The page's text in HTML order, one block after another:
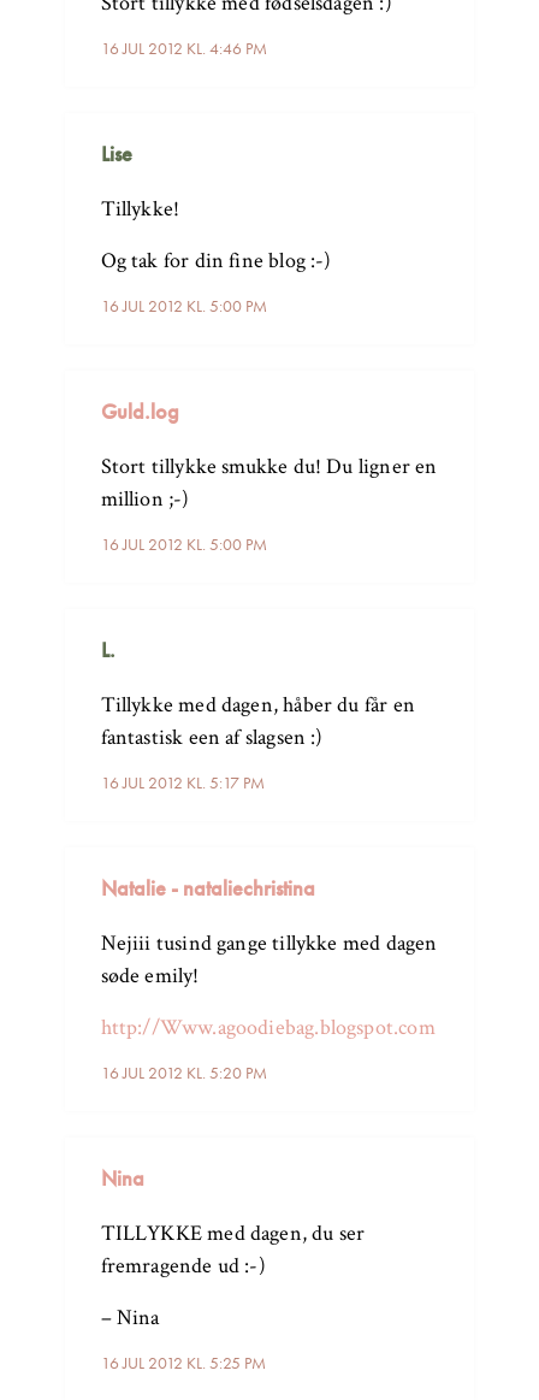
16 JUL 2012 KL. 4:46 PM
Lise
16 JUL 2012 KL. 5:00 PM
Tillykke!
Og tak for din fine blog :-)
Guld.log
16 JUL 2012 KL. 5:00 PM
Stort tillykke smukke du! Du ligner en
million ;-)
L.
16 JUL 2012 KL. 5:17 PM
Tillykke med dagen, håber du får en
fantastisk een af slagsen :)
Natalie - nataliechristina
16 JUL 2012 KL. 5:20 PM
Nejiii tusind gange tillykke med dagen
søde emily!
http://Www.agoodiebag.blogspot.com
Nina
16 JUL 2012 KL. 5:25 PM
TILLYKKE med dagen, du ser
fremragende ud :-)
– Nina